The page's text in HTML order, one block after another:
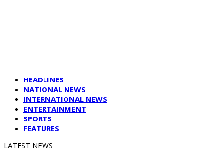
HEADLINES
NATIONAL NEWS
INTERNATIONAL NEWS
ENTERTAINMENT
SPORTS
FEATURES
LATEST NEWS